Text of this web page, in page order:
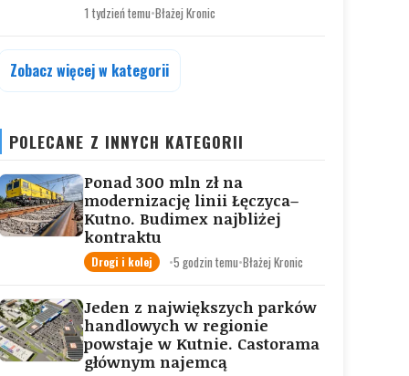
1 tydzień temu•Błażej Kronic
Zobacz więcej w kategorii
POLECANE Z INNYCH KATEGORII
Ponad 300 mln zł na
modernizację linii Łęczyca–
Kutno. Budimex najbliżej
kontraktu
Drogi i kolej •5 godzin temu•Błażej Kronic
Jeden z największych parków
handlowych w regionie
powstaje w Kutnie. Castorama
głównym najemcą